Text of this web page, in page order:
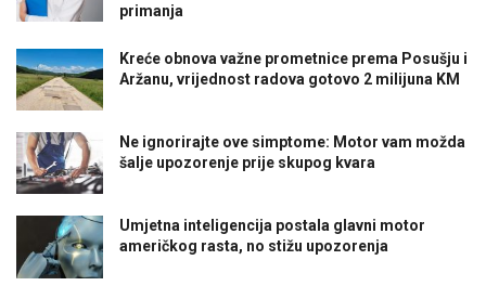
primanja
Kreće obnova važne prometnice prema Posušju i
Aržanu, vrijednost radova gotovo 2 milijuna KM
Ne ignorirajte ove simptome: Motor vam možda
šalje upozorenje prije skupog kvara
Umjetna inteligencija postala glavni motor
američkog rasta, no stižu upozorenja